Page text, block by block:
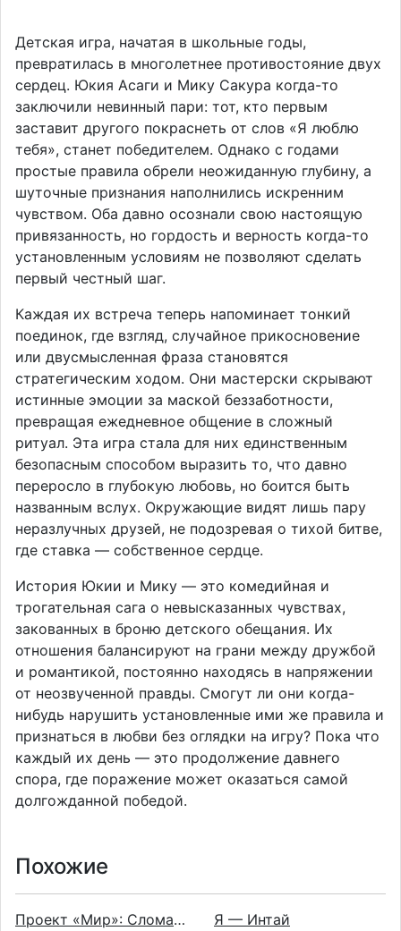
Детская игра, начатая в школьные годы,
превратилась в многолетнее противостояние двух
сердец. Юкия Асаги и Мику Сакура когда-то
заключили невинный пари: тот, кто первым
заставит другого покраснеть от слов «Я люблю
тебя», станет победителем. Однако с годами
простые правила обрели неожиданную глубину, а
шуточные признания наполнились искренним
чувством. Оба давно осознали свою настоящую
привязанность, но гордость и верность когда-то
установленным условиям не позволяют сделать
первый честный шаг.
Каждая их встреча теперь напоминает тонкий
поединок, где взгляд, случайное прикосновение
или двусмысленная фраза становятся
стратегическим ходом. Они мастерски скрывают
истинные эмоции за маской беззаботности,
превращая ежедневное общение в сложный
ритуал. Эта игра стала для них единственным
безопасным способом выразить то, что давно
переросло в глубокую любовь, но боится быть
названным вслух. Окружающие видят лишь пару
неразлучных друзей, не подозревая о тихой битве,
где ставка — собственное сердце.
История Юкии и Мику — это комедийная и
трогательная сага о невысказанных чувствах,
закованных в броню детского обещания. Их
отношения балансируют на грани между дружбой
и романтикой, постоянно находясь в напряжении
от неозвученной правды. Смогут ли они когда-
нибудь нарушить установленные ими же правила и
признаться в любви без оглядки на игру? Пока что
каждый их день — это продолжение давнего
спора, где поражение может оказаться самой
долгожданной победой.
Похожие
Проект «Мир»: Сломанный мир и непоющая Мику Я — Интай